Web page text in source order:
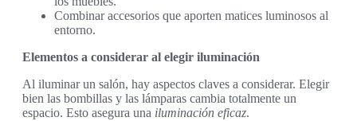
Combinar accesorios que aporten matices luminosos al
entorno.
Elementos a considerar al elegir iluminación
Al iluminar un salón, hay aspectos claves a considerar. Elegir
bien las bombillas y las lámparas cambia totalmente un
espacio. Esto asegura una iluminación eficaz.